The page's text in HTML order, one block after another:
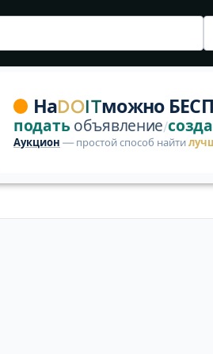
на DoIt. Цены от 100 до
НаDOITможно
подать объявление/
Аукцион — простой способ найти